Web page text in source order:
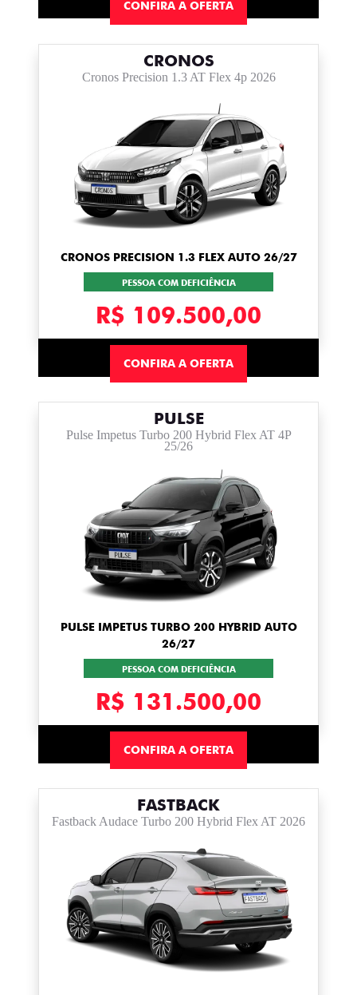
CONFIRA A OFERTA
CRONOS
Cronos Precision 1.3 AT Flex 4p 2026
CRONOS PRECISION 1.3 FLEX AUTO 26/27
PESSOA COM DEFICIÊNCIA
R$ 109.500,00
CONFIRA A OFERTA
PULSE
Pulse Impetus Turbo 200 Hybrid Flex AT 4P
25/26
PULSE IMPETUS TURBO 200 HYBRID AUTO
26/27
PESSOA COM DEFICIÊNCIA
R$ 131.500,00
CONFIRA A OFERTA
FASTBACK
Fastback Audace Turbo 200 Hybrid Flex AT 2026